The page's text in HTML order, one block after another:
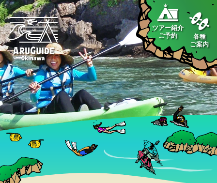
ツアー紹介
ご予約
各種
ご案内